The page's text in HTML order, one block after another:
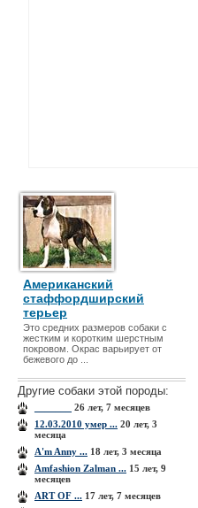
Американский
стаффордширский
терьер
Это средних размеров собаки с
жестким и коротким шерстным
покровом. Ок­рас варьирует от
бежевого до ...
Другие собаки этой породы:
26 лет, 7 месяцев
12.03.2010 умер ... 20 лет, 3
месяца
A'm Anny ... 18 лет, 3 месяца
Amfashion Zalman ... 15 лет, 9
месяцев
ART OF ... 17 лет, 7 месяцев